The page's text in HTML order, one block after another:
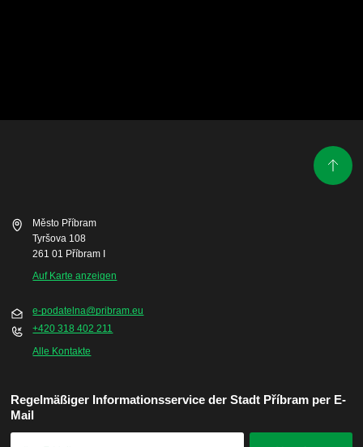
Město Příbram
Tyršova 108
261 01 Příbram I
Auf Karte anzeigen
e-podatelna@pribram.eu
+420 318 402 211
Alle Kontakte
Regelmäßiger Informationsservice der Stadt Příbram per E-
Mail